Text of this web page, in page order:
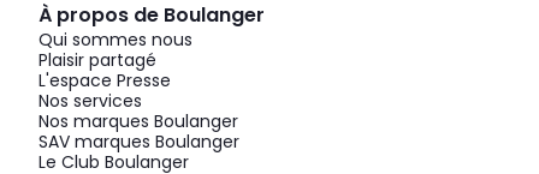
À propos de Boulanger
Qui sommes nous
Plaisir partagé
L'espace Presse
Nos services
Nos marques Boulanger
SAV marques Boulanger
Le Club Boulanger